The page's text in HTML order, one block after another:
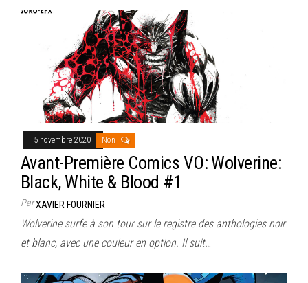
5 novembre 2020 Non
Avant-Première Comics VO: Wolverine:
Black, White & Blood #1
ParXAVIER FOURNIER
Wolverine surfe à son tour sur le registre des anthologies noir
et blanc, avec une couleur en option. Il suit…